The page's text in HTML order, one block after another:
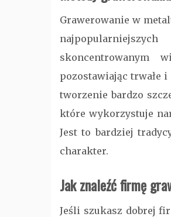
Grawerowanie w
skoncentrowanym
pozostawiając trwałe
tworzenie bardzo
które wykorzystuje
Jest to bardziej
charakter.
Jak znaleźć firmę
Jeśli szukasz dobrej